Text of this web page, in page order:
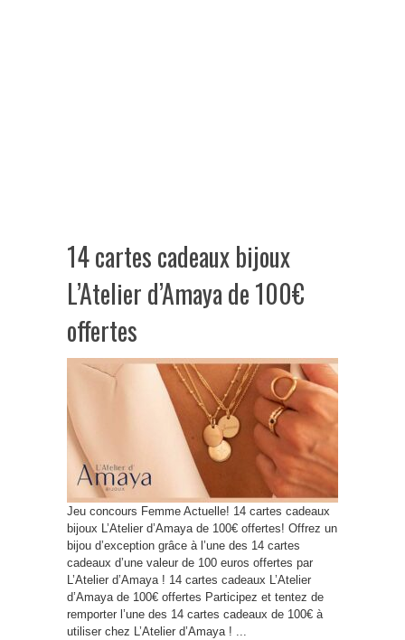
14 cartes cadeaux bijoux
L’Atelier d’Amaya de 100€
offertes
Jeu concours Femme Actuelle! 14 cartes cadeaux
bijoux L’Atelier d’Amaya de 100€ offertes! Offrez un
bijou d’exception grâce à l’une des 14 cartes
cadeaux d’une valeur de 100 euros offertes par
L’Atelier d’Amaya ! 14 cartes cadeaux L’Atelier
d’Amaya de 100€ offertes Participez et tentez de
remporter l’une des 14 cartes cadeaux de 100€ à
utiliser chez L’Atelier d’Amaya ! ...